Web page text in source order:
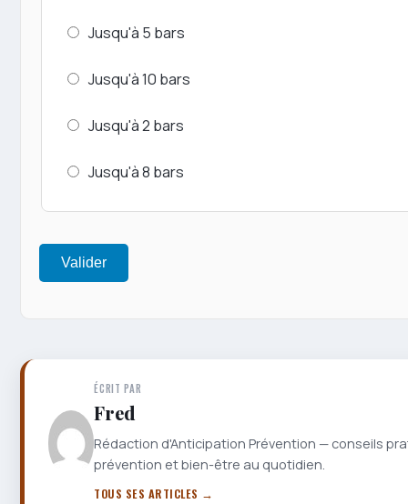
Jusqu'à 5 bars
Jusqu'à 10 bars
Jusqu'à 2 bars
Jusqu'à 8 bars
Valider
ÉCRIT PAR
Fred
Rédaction d'Anticipation Prévention — conseils
prévention et bien-être au quotidien.
TOUS SES ARTICLES →